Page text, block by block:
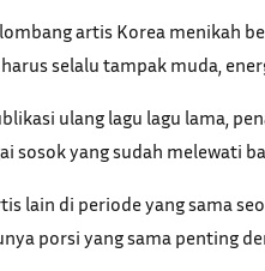
artis Korea menikah
selalu tampak muda,
ulang lagu lagu lama,
sosok yang sudah melewati
lain di periode yang sama
porsi yang sama penting